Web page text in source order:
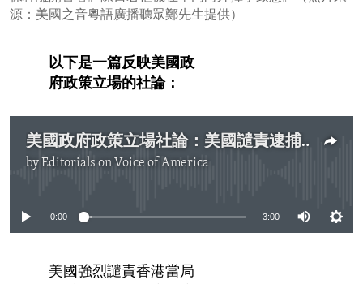
源：美國之音粵語廣播聽眾鄭先生提供）
以下是一篇反映美國政
府政策立場的社論：
美國政府政策立場社論：美國譴責逮捕香港民主派活動人士
byEditorials on Voice of America
0:00 3:00
美國強烈譴責香港當局